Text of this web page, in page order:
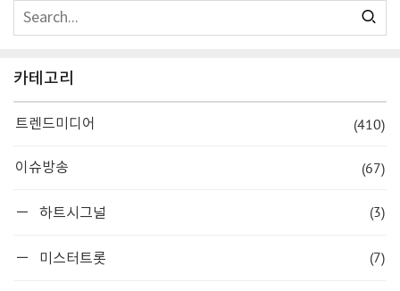
카테고리
트렌드미디어 (410)
이슈방송 (67)
하트시그널 (3)
미스터트롯 (7)